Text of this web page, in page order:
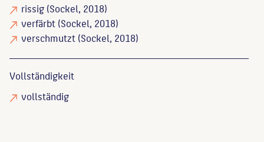
rissig(Sockel, 2018)
verfärbt(Sockel, 2018)
verschmutzt(Sockel, 2018)
Vollständigkeit
vollständig